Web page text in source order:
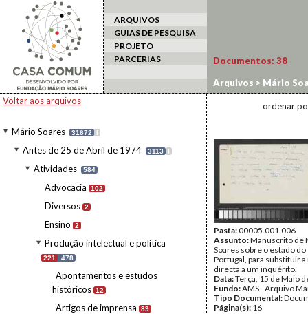
ARQUIVOS
GUIAS DE PESQUISA
PROJETO
PARCERIAS
Voltar aos arquivos
Mário Soares 31672 I
Antes de 25 de Abril de 1974 3113 I
Atividades 584
Advocacia 102
Diversos 2
Ensino 2
Produção intelectual e política
221 478
Apontamentos e estudos
históricos 12
Artigos de imprensa 89
Documentos: 38
Arquivos > Mário
Escritos vários
ordenar
Pasta:00005.001.006
Assunto:Manuscrito de
Soares sobre o estado
Portugal, para substituir
directa a um inquérito.
Data:Terça, 15 de Maio
Fundo:AMS - Arquivo
Tipo Documental:
Página(s): 16